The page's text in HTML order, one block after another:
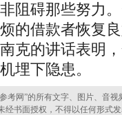
阻碍那些努力
的借款者恢复
的讲话表明，
埋下隐患。
网”的所有文字、图片、音视
经书面授权，不得以任何形式